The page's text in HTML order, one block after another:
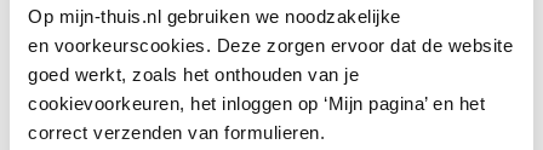
Op mijn-thuis.nl gebruiken we noodzakelijke
en voorkeurscookies. Deze zorgen ervoor dat de website
goed werkt, zoals het onthouden van je
cookievoorkeuren, het inloggen op ‘Mijn pagina’ en het
correct verzenden van formulieren.
in het huurcontract en dealgemene huurvoorwaarden
Daarin lees je meer over het gebruik van de woning en
wanneer’thuisje woning binnen mag komen.
Op de website van de Rijksoverheid vind je informatie